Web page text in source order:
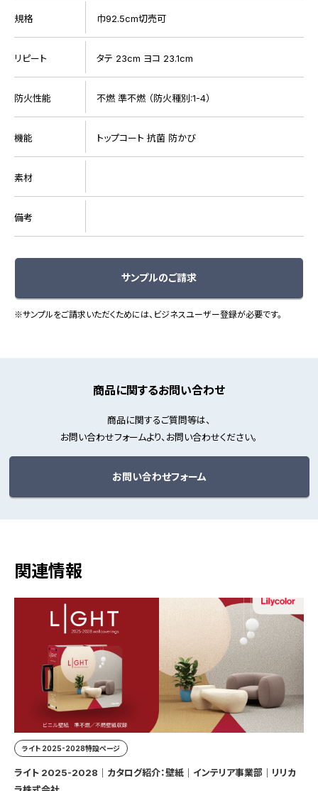
規格 巾92.5cm切売可
リピート タテ 23cm ヨコ 23.1cm
防火性能 不燃 準不燃 （防火種別:1-4）
機能 トップコート 抗菌 防かび
素材
備考
サンプルのご請求
※サンプルをご請求いただくためには、ビジネスユーザー登録が必要です。
商品に関するお問い合わせ
商品に関するご質問等は、
お問い合わせフォームより、お問い合わせください。
お問い合わせフォーム
関連情報
ライト 2025-2028特設ページ
ライト 2025-2028｜カタログ紹介：壁紙｜インテリア事業部｜リリカ